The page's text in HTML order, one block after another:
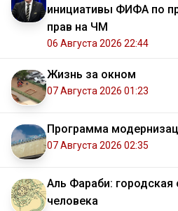
инициативы ФИФА по
прав на ЧМ
06 Августа 2026 22:44
Жизнь за окном
07 Августа 2026 01:23
Программа
07 Августа 2026 02:35
Аль Фараби: городская
человека